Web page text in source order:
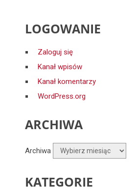
LOGOWANIE
Zaloguj się
Kanał wpisów
Kanał komentarzy
WordPress.org
ARCHIWA
Archiwa
KATEGORIE